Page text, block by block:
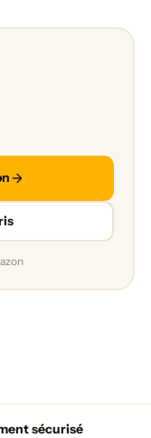
sécurisé